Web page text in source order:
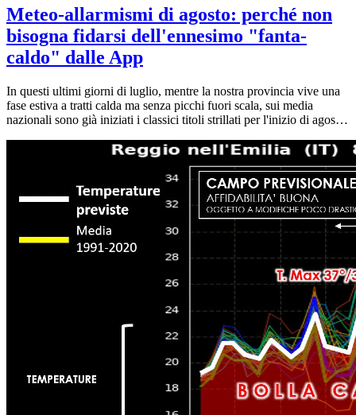
Meteo-allarmismi di agosto: perché non
bisogna fidarsi dell'ennesimo "fanta-
caldo" dalle App
In questi ultimi giorni di luglio, mentre la nostra provincia vive una
fase estiva a tratti calda ma senza picchi fuori scala, sui media
nazionali sono già iniziati i classici titoli strillati per l'inizio di agosto:
"Inizio agosto da incubo". Come nostra consuetudine, noi di Meteo
Reggio invitiamo alla calma, all'osservazione dei dati reali e
soprattutto a non "fasciarsi la testa" con due settimane di anticipo.
Vediamo insieme cosa dicono davvero le carte attuali e perché le
previsioni automatiche sul vostro telefono rischiano di ingannarvi.